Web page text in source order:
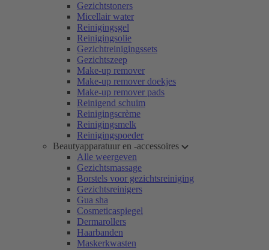
Gezichtstoners
Micellair water
Reinigingsgel
Reinigingsolie
Gezichtreinigingssets
Gezichtszeep
Make-up remover
Make-up remover doekjes
Make-up remover pads
Reinigend schuim
Reinigingscrème
Reinigingsmelk
Reinigingspoeder
Beautyapparatuur en -accessoires
Alle weergeven
Gezichtsmassage
Borstels voor gezichtsreiniging
Gezichtsreinigers
Gua sha
Cosmeticaspiegel
Dermarollers
Haarbanden
Maskerkwasten